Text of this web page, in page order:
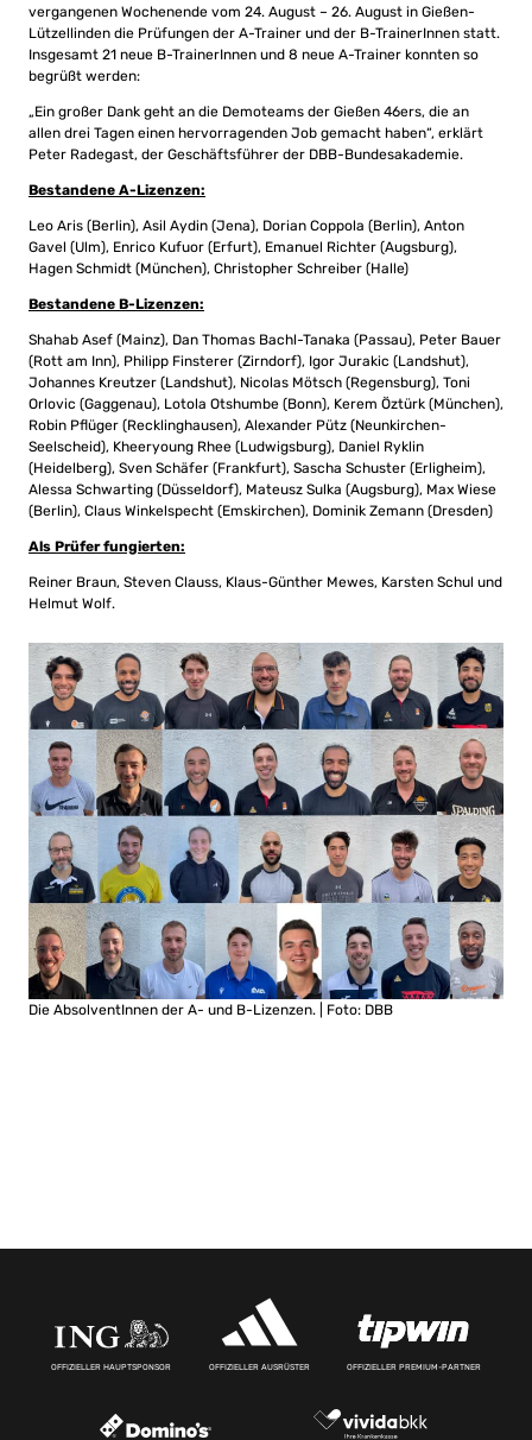
vergangenen Wochenende vom 24. August – 26. August in Gießen-
Lützellinden die Prüfungen der A-Trainer und der B-TrainerInnen statt.
Insgesamt 21 neue B-TrainerInnen und 8 neue A-Trainer konnten so
begrüßt werden:
„Ein großer Dank geht an die Demoteams der Gießen 46ers, die an
allen drei Tagen einen hervorragenden Job gemacht haben“, erklärt
Peter Radegast, der Geschäftsführer der DBB-Bundesakademie.
Bestandene A-Lizenzen:
Leo Aris (Berlin), Asil Aydin (Jena), Dorian Coppola (Berlin), Anton
Gavel (Ulm), Enrico Kufuor (Erfurt), Emanuel Richter (Augsburg),
Hagen Schmidt (München), Christopher Schreiber (Halle)
Bestandene B-Lizenzen:
Shahab Asef (Mainz), Dan Thomas Bachl-Tanaka (Passau), Peter Bauer
(Rott am Inn), Philipp Finsterer (Zirndorf), Igor Jurakic (Landshut),
Johannes Kreutzer (Landshut), Nicolas Mötsch (Regensburg), Toni
Orlovic (Gaggenau), Lotola Otshumbe (Bonn), Kerem Öztürk (München),
Robin Pflüger (Recklinghausen), Alexander Pütz (Neunkirchen-
Seelscheid), Kheeryoung Rhee (Ludwigsburg), Daniel Ryklin
(Heidelberg), Sven Schäfer (Frankfurt), Sascha Schuster (Erligheim),
Alessa Schwarting (Düsseldorf), Mateusz Sulka (Augsburg), Max Wiese
(Berlin), Claus Winkelspecht (Emskirchen), Dominik Zemann (Dresden)
Als Prüfer fungierten:
Reiner Braun, Steven Clauss, Klaus-Günther Mewes, Karsten Schul und
Helmut Wolf.
Die AbsolventInnen der A- und B-Lizenzen. | Foto: DBB
OFFIZIELLER HAUPTSPONSOR OFFIZIELLER AUSRÜSTER OFFIZIELLER PREMIUM-PARTNER